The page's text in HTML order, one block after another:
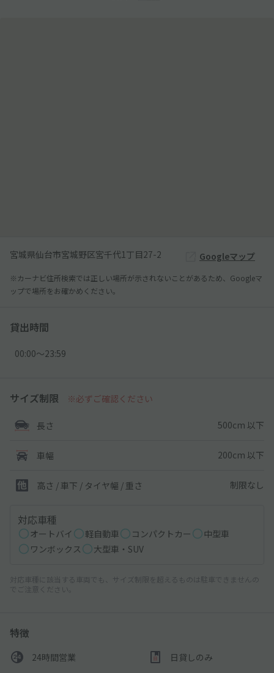
宮城県仙台市宮城野区宮千代1丁目27-2 Googleマップ
※カーナビ住所検索では正しい場所が示されないことがあるため、Googleマ
ップで場所をお確かめください。
貸出時間
00:00〜23:59
サイズ制限 ※必ずご確認ください
長さ 500cm 以下
車幅 200cm 以下
高さ / 車下 / タイヤ幅 / 重さ 制限なし
対応車種
オートバイ 軽自動車 コンパクトカー
中型車
ワンボックス
大型車・SUV
対応車種に該当する車両でも、サイズ制限を超えるものは駐車できませんの
でご注意ください。
特徴
24時間営業 日貸しのみ